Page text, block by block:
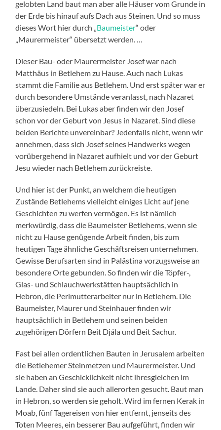
gelobten Land baut man aber alle Häuser vom Grunde in
der Erde bis hinauf aufs Dach aus Steinen. Und so muss
dieses Wort hier durch „Baumeister“ oder
„Maurermeister“ übersetzt werden. …
Dieser Bau- oder Maurermeister Josef war nach
Matthäus in Betlehem zu Hause. Auch nach Lukas
stammt die Familie aus Betlehem. Und erst später war er
durch besondere Umstände veranlasst, nach Nazaret
überzusiedeln. Bei Lukas aber finden wir den Josef
schon vor der Geburt von Jesus in Nazaret. Sind diese
beiden Berichte unvereinbar? Jedenfalls nicht, wenn wir
annehmen, dass sich Josef seines Handwerks wegen
vorübergehend in Nazaret aufhielt und vor der Geburt
Jesu wieder nach Betlehem zurückreiste.
Und hier ist der Punkt, an welchem die heutigen
Zustände Betlehems vielleicht einiges Licht auf jene
Geschichten zu werfen vermögen. Es ist nämlich
merkwürdig, dass die Baumeister Betlehems, wenn sie
nicht zu Hause genügende Arbeit finden, bis zum
heutigen Tage ähnliche Geschäftsreisen unternehmen.
Gewisse Berufsarten sind in Palästina vorzugsweise an
besondere Orte gebunden. So finden wir die Töpfer-,
Glas- und Schlauchwerkstätten hauptsächlich in
Hebron, die Perlmutterarbeiter nur in Betlehem. Die
Baumeister, Maurer und Steinhauer finden wir
hauptsächlich in Betlehem und seinen beiden
zugehörigen Dörfern Beit Djála und Beit Sachur.
Fast bei allen ordentlichen Bauten in Jerusalem arbeiten
die Betlehemer Steinmetzen und Maurermeister. Und
sie haben an Geschicklichkeit nicht ihresgleichen im
Lande. Daher sind sie auch allerorten gesucht. Baut man
in Hebron, so werden sie geholt. Wird im fernen Kerak in
Moab, fünf Tagereisen von hier entfernt, jenseits des
Toten Meeres, ein besserer Bau aufgeführt, finden wir